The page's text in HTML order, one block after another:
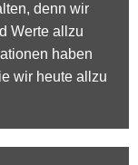
denn wir
Werte allzu
haben
wir heute allzu